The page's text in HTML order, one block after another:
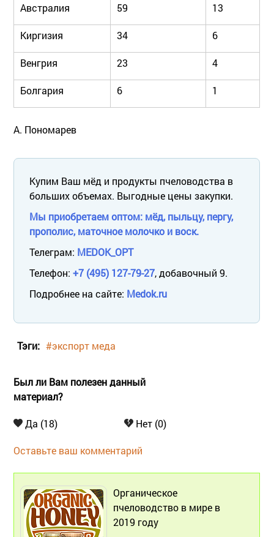
Австралия 59 13
Киргизия 34 6
Венгрия 23 4
Болгария 6 1
А. Пономарев
Купим Ваш мёд и продукты пчеловодства в
больших объемах. Выгодные цены закупки.
Мы приобретаем оптом: мёд, пыльцу, пергу,
прополис, маточное молочко и воск.
Телеграм: MEDOK_OPT
Телефон: +7 (495) 127-79-27, добавочный 9.
Подробнее на сайте: Medok.ru
Тэги: #экспорт меда
Был ли Вам полезен данный
материал?
Да (18) Нет (0)
Оставьте ваш комментарий
Органическое
пчеловодство в мире в
2019 году